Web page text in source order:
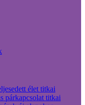
élet titkai
párkapcsolat titkai